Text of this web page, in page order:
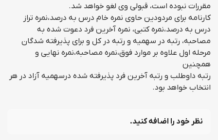
مقررات نبوده است، قبولي وي لغو خواهد شد.
كارنامه براي مردودين حاوي نمره خام درس به درصد،نمره تراز
درس به درصد،نمره كتبي، نمره آخرين فرد دعوت شده به
مصاحبه، رتبه در سهميه و رتبه در كل و براي پذيرفته شدگان
مرحله اول علاوه بر موارد فوق،نمره مصاحبه،نمره نهايي و
همچنين
رتبه داوطلب و رتبه آخرين فرد پذيرفته شده درسهميه آزاد در هر
انتخاب خواهد بود.
نظر خود را اضافه کنید.